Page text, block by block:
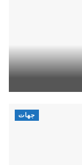
جهات